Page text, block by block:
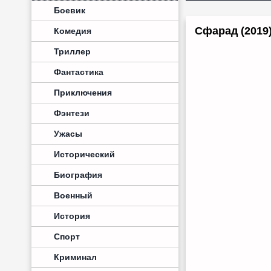
Боевик
Комедия
Триллер
Фантастика
Приключения
Фэнтези
Ужасы
Исторический
Биография
Военный
История
Спорт
Криминал
Сфарад